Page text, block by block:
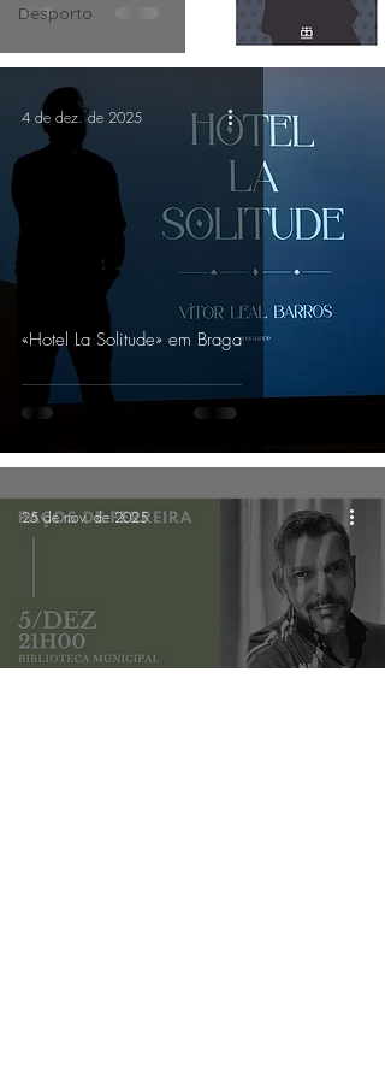
Desporto
«Hotel La Solitude» em Braga
4 de dez. de 2025
25 de nov. de 2025